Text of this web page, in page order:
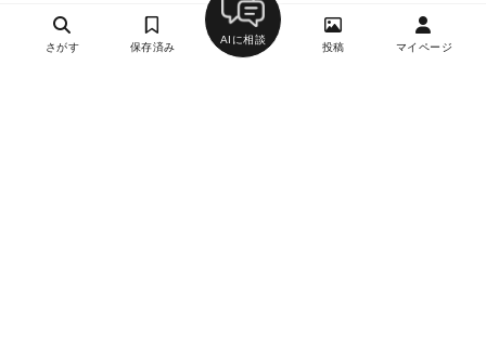
さがす 保存済み
AIに相談
投稿 マイページ